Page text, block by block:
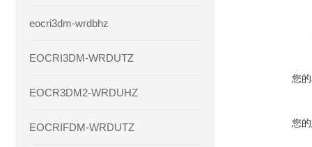
eocri3dm-wrdbhz
EOCRI3DM-WRDUTZ
EOCR3DM2-WRDUHZ
EOCRIFDM-WRDUTZ
您
您